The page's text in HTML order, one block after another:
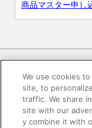
商品マスター申し
電子公告
We use cookies
site, to
traffic. We share
site with our
y combine it with